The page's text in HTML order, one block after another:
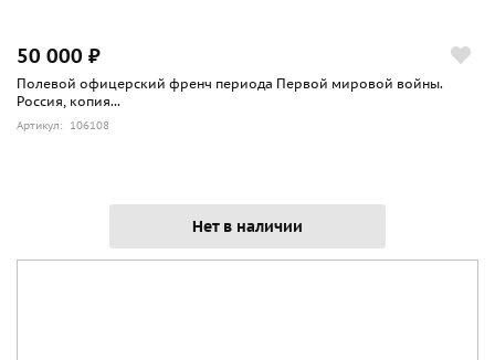
50 000 ₽
Полевой офицерский френч периода Первой мировой войны.
Россия, копия...
Артикул: 106108
Нет в наличии